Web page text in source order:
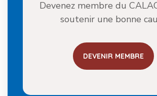
Devenez membre du
soutenir une bonne
DEVENIR MEMBRE